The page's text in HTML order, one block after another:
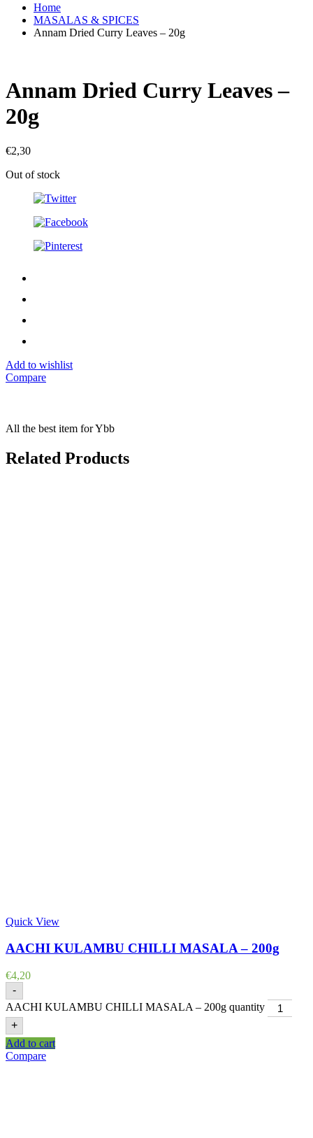
Home
MASALAS & SPICES
Annam Dried Curry Leaves – 20g
Annam Dried Curry Leaves –
20g
€2,30
Out of stock
Add to wishlist
Compare
All the best item for Ybb
Related Products
Quick View
AACHI KULAMBU CHILLI MASALA – 200g
€4,20
-
AACHI KULAMBU CHILLI MASALA – 200g quantity
+
Add to cart
Compare